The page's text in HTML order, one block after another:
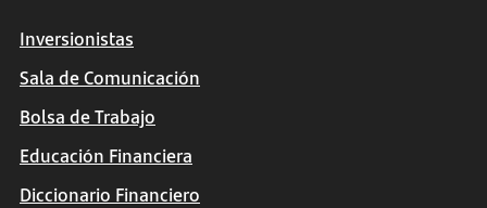
Inversionistas
Sala de Comunicación
Bolsa de Trabajo
Educación Financiera
Diccionario Financiero